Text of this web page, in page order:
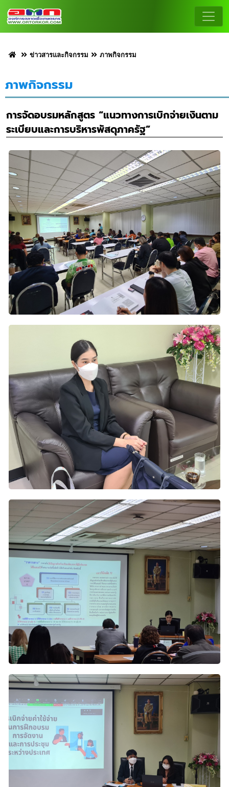
ข่าวสารและกิจกรรม ภาพกิจกรรม
ภาพกิจกรรม
การจัดอบรมหลักสูตร “แนวทางการเบิกจ่ายเงินตาม
ระเบียบและการบริหารพัสดุภาครัฐ”